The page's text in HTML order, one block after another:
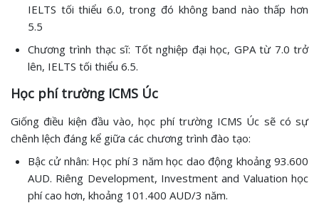
IELTS tối thiểu 6.0, trong đó không band nào thấp hơn
5.5
Chương trình thạc sĩ: Tốt nghiệp đại học, GPA từ 7.0 trở
lên, IELTS tối thiểu 6.5.
Học phí trường ICMS Úc
Giống điều kiện đầu vào, học phí trường ICMS Úc sẽ có sự
chênh lệch đáng kể giữa các chương trình đào tạo:
Bậc cử nhân: Học phí 3 năm học dao động khoảng 93.600
AUD. Riêng Development, Investment and Valuation học
phí cao hơn, khoảng 101.400 AUD/3 năm.